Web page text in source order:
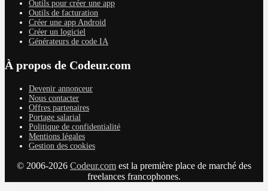
Outils pour créer une app
Outils de facturation
Créer une app Android
Créer un logiciel
Générateurs de code IA
À propos de Codeur.com
Devenir annonceur
Nous contacter
Offres partenaires
Portage salarial
Politique de confidentialité
Mentions légales
Gestion des cookies
© 2006-2026 Codeur.com est la première place de marché des
freelances francophones.